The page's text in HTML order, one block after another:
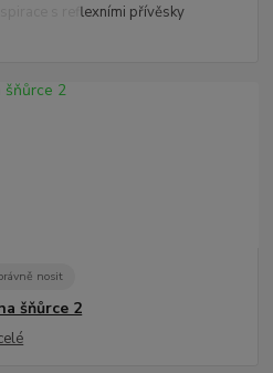
s reflexními přívěsky
nosit
šňůrce 2